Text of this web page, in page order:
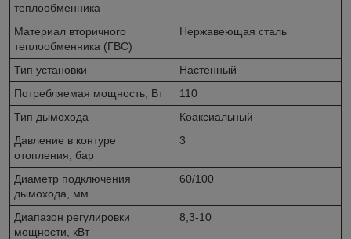
теплообменника
Материал вторичного
теплообменника (ГВС)
Нержавеющая сталь
Тип установки
Настенный
Потребляемая мощность, Вт
110
Тип дымохода
Коаксиальный
Давление в контуре
отопления, бар
3
Диаметр подключения
дымохода, мм
60/100
Диапазон регулировки
мощности, кВт
8,3-10